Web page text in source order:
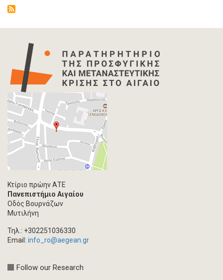
Κτίριο πρώην ΑΤΕ
Πανεπιστήμιο Αιγαίου
Οδός Βουρνάζων
Μυτιλήνη
Τηλ.: +302251036330
Email: info_ro@aegean.gr
Follow our Research